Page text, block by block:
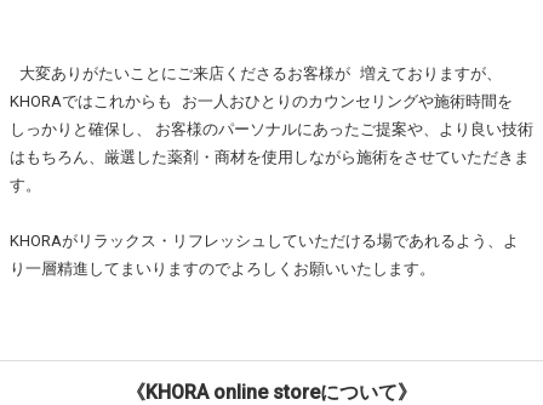
大変ありがたいことにご来店くださるお客様が 増えておりますが、
KHORAではこれからも お一人おひとりのカウンセリングや施術時間を
しっかりと確保し、 お客様のパーソナルにあったご提案や、より良い技術
はもちろん、厳選した薬剤・商材を使用しながら施術をさせていただきま
す。
KHORAがリラックス・リフレッシュしていただける場であれるよう、よ
り一層精進してまいりますのでよろしくお願いいたします。
《KHORA online storeについて》